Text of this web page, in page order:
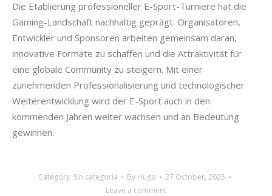
Die Etablierung professioneller E-Sport-Turniere hat die
Gaming-Landschaft nachhaltig geprägt. Organisatoren,
Entwickler und Sponsoren arbeiten gemeinsam daran,
innovative Formate zu schaffen und die Attraktivität für
eine globale Community zu steigern. Mit einer
zunehmenden Professionalisierung und technologischer
Weiterentwicklung wird der E-Sport auch in den
kommenden Jahren weiter wachsen und an Bedeutung
gewinnen.
Category: Sin categoría By Hugo
27 October, 2025
Leave a comment